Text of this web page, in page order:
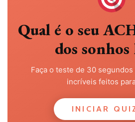
Qual é o seu
dos sonhos
Faça o teste de 30
incríveis feitos
INICIAR